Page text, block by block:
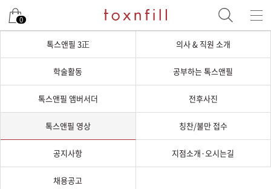
0
톡스앤필 3正 의사 & 직원 소개
학술활동 공부하는 톡스앤필
톡스앤필 앰버서더 전후사진
톡스앤필 영상 칭찬/불만 접수
공지사항 지점소개·오시는길
채용공고